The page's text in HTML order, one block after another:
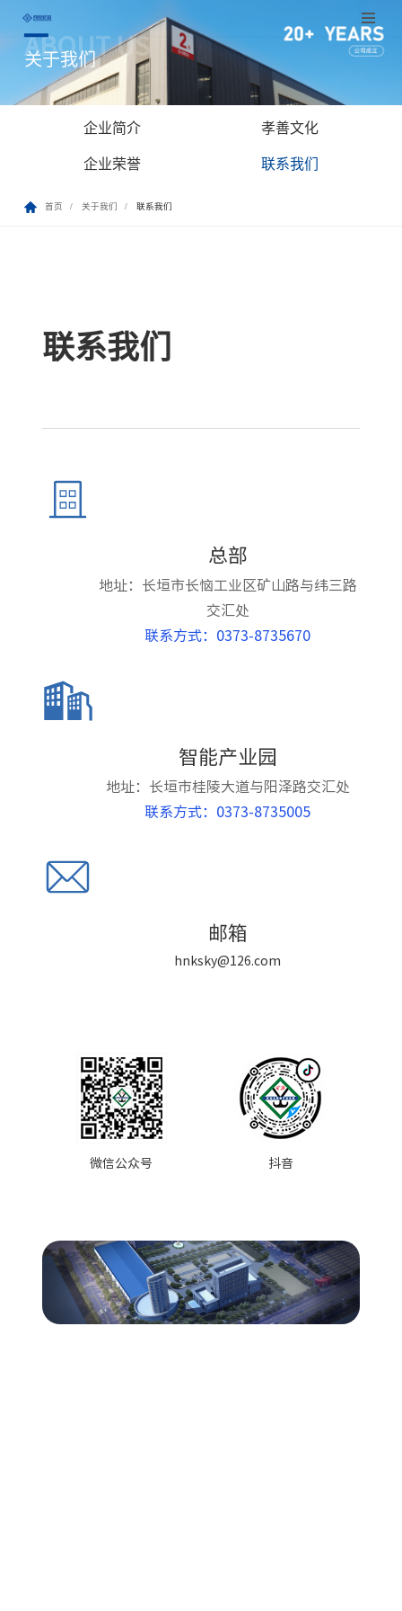
跳
至
正
ABOUT US
关于我们
企业简介
孝善文化
企业荣誉
联系我们
首页 关于我们 联系我们
联系我们
总部
地址：长垣市长恼工业区矿山路与纬三路
交汇处
联系方式：0373-8735670
智能产业园
地址：长垣市桂陵大道与阳泽路交汇处
联系方式：0373-8735005
邮箱
hnksky@126.com
微信公众号 抖音